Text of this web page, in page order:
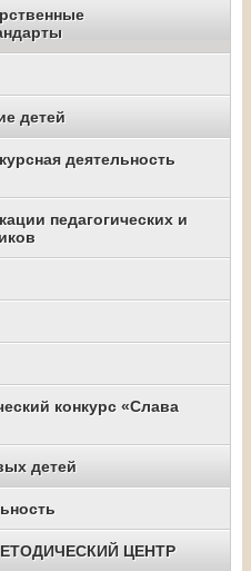
детей
деятельность
педагогических и
конкурс «Слава
детей
ЦЕНТР